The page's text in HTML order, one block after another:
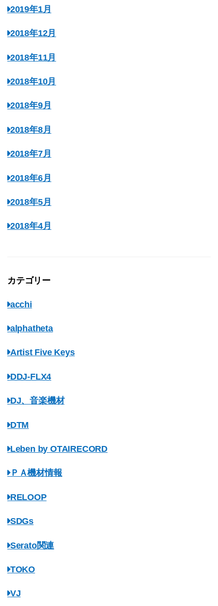
2019年1月
2018年12月
2018年11月
2018年10月
2018年9月
2018年8月
2018年7月
2018年6月
2018年5月
2018年4月
カテゴリー
acchi
alphatheta
Artist Five Keys
DDJ-FLX4
DJ、音楽機材
DTM
Leben by OTAIRECORD
ＰＡ機材情報
RELOOP
SDGs
Serato関連
TOKO
VJ